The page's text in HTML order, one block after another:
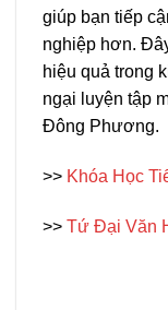
giúp bạn tiếp
nghiệp hơn.
hiệu quả trong
ngại luyện tập
Đông Phương.
>> Khóa Học
>> Tứ Đại Văn